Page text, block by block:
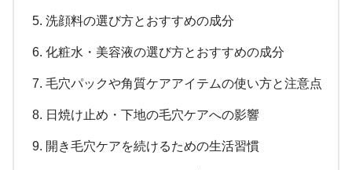
洗顔料の選び方とおすすめの成分
化粧水・美容液の選び方とおすすめの成分
毛穴パックや角質ケアアイテムの使い方と注意点
日焼け止め・下地の毛穴ケアへの影響
開き毛穴ケアを続けるための生活習慣